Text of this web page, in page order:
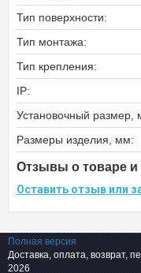
Тип поверхности:
Тип монтажа:
Тип крепления:
IP:
Установочный размер,
Размеры изделия, мм:
Отзывы о товаре и
Оставить отзыв или
Полная версия
Доставка, оплата, возврат,
2026